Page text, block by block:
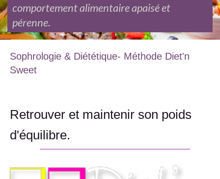
comportement alimentaire apaisé et
pérenne.
Sophrologie & Diététique- Méthode Diet'n
Sweet
Retrouver et maintenir son poids
d'équilibre.